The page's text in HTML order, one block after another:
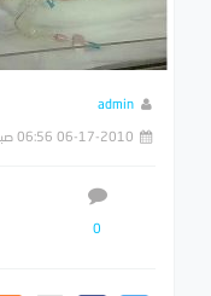
admin
06-17-2010 06:56 صباحاً
0